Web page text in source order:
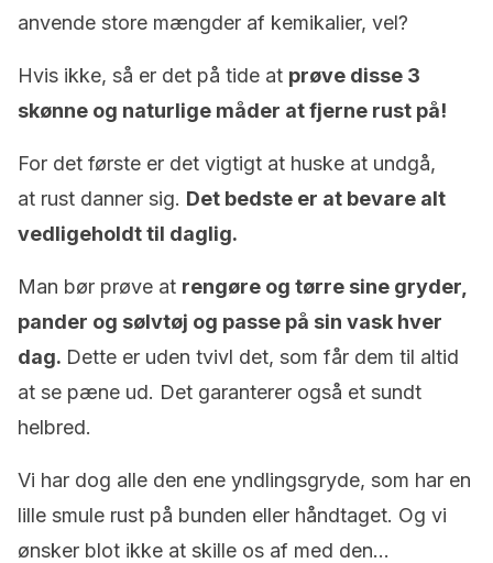
anvende store mængder af kemikalier, vel?
Hvis ikke, så er det på tide at prøve disse 3
skønne og naturlige måder at fjerne rust på!
For det første er det vigtigt at huske at undgå,
at rust danner sig. Det bedste er at bevare alt
vedligeholdt til daglig.
Man bør prøve at rengøre og tørre sine gryder,
pander og sølvtøj og passe på sin vask hver
dag. Dette er uden tvivl det, som får dem til altid
at se pæne ud. Det garanterer også et sundt
helbred.
Vi har dog alle den ene yndlingsgryde, som har en
lille smule rust på bunden eller håndtaget. Og vi
ønsker blot ikke at skille os af med den…